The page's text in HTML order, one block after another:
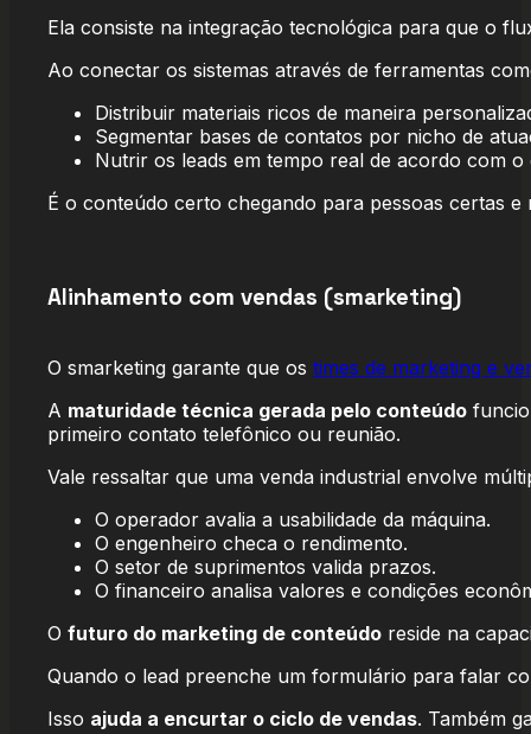
Ela consiste na integração tecnológica para que o
Ao conectar os sistemas através de ferramentas
Distribuir materiais ricos de maneira
Segmentar bases de contatos por nicho de
Nutrir os leads em tempo real de acordo com o
É o conteúdo certo chegando para pessoas certas
Alinhamento com vendas (smarketing)
O smarketing garante que os times de marketing e
A maturidade técnica gerada pelo conteúdo
primeiro contato telefônico ou reunião.
Vale ressaltar que uma venda industrial envolve
O operador avalia a usabilidade da máquina.
O engenheiro checa o rendimento.
O setor de suprimentos valida prazos.
O financeiro analisa valores e condições
O futuro do marketing de conteúdo reside na
Quando o lead preenche um formulário para falar
Isso ajuda a encurtar o ciclo de vendas. Também